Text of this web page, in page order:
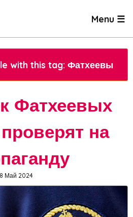
Menu ☰
with this tag: Фатхеевы
Фатхеевых
на
Май 2024